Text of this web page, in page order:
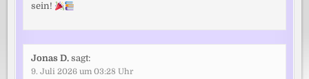
sein!
Jonas D. sagt:
9. Juli 2026 um 03:28 Uhr